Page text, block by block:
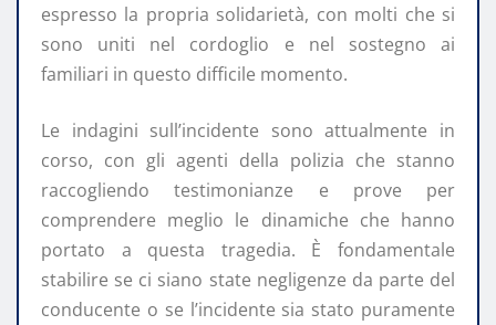
espresso la propria solidarietà, con molti che si
sono uniti nel cordoglio e nel sostegno ai
familiari in questo difficile momento.
Le indagini sull’incidente sono attualmente in
corso, con gli agenti della polizia che stanno
raccogliendo testimonianze e prove per
comprendere meglio le dinamiche che hanno
portato a questa tragedia. È fondamentale
stabilire se ci siano state negligenze da parte del
conducente o se l’incidente sia stato puramente